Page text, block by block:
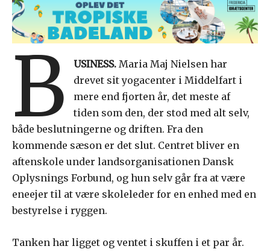
B USINESS. Maria Maj Nielsen har
drevet sit yogacenter i Middelfart i
mere end fjorten år, det meste af
tiden som den, der stod med alt selv,
både beslutningerne og driften. Fra den
kommende sæson er det slut. Centret bliver en
aftenskole under landsorganisationen Dansk
Oplysnings Forbund, og hun selv går fra at være
eneejer til at være skoleleder for en enhed med en
bestyrelse i ryggen.
Tanken har ligget og ventet i skuffen i et par år.